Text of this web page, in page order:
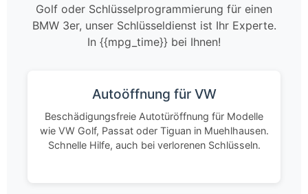
Golf oder Schlüsselprogrammierung für einen
BMW 3er, unser Schlüsseldienst ist Ihr Experte.
In {{mpg_time}} bei Ihnen!
Autoöffnung für VW
Beschädigungsfreie Autotüröffnung für Modelle
wie VW Golf, Passat oder Tiguan in Muehlhausen.
Schnelle Hilfe, auch bei verlorenen Schlüsseln.